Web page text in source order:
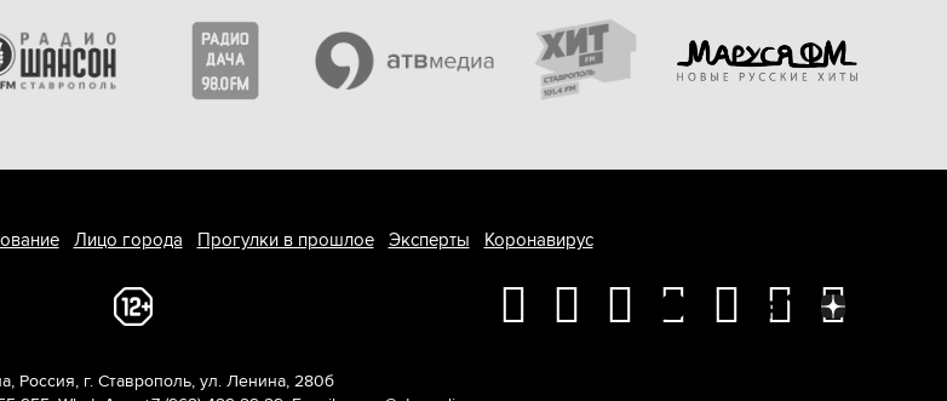
Лицо города Прогулки в прошлое Эксперты Коронавирус
, Россия, г. Ставрополь, ул. Ленина, 280б